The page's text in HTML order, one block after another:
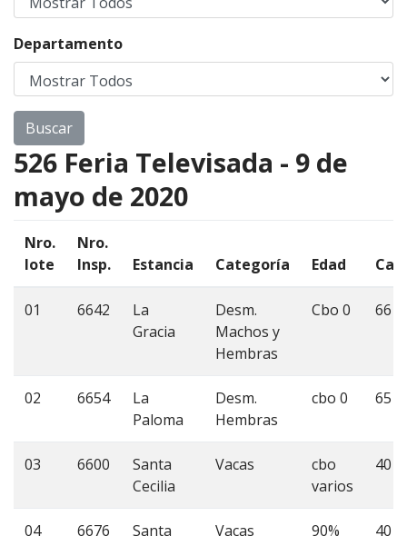
Departamento
526 Feria Televisada - 9 de
mayo de 2020
Nro.
lote
Nro.
Insp.
Estancia Categoría Edad
01 6642
La
Gracia
Desm.
Machos y
Hembras
Cbo 0 66
02 6654
La
Paloma
Desm.
Hembras
cbo 0 65
03 6600
Santa
Cecilia
Vacas
cbo
varios
40
04 6676
Santa
Vacas
90%
40